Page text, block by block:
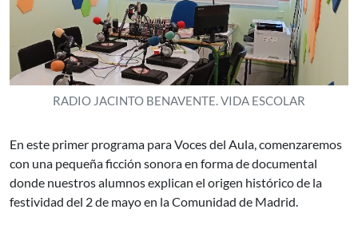
RADIO JACINTO BENAVENTE. VIDA ESCOLAR
En este primer programa para Voces del Aula, comenzaremos
con una pequeña ficción sonora en forma de documental
donde nuestros alumnos explican el origen histórico de la
festividad del 2 de mayo en la Comunidad de Madrid.